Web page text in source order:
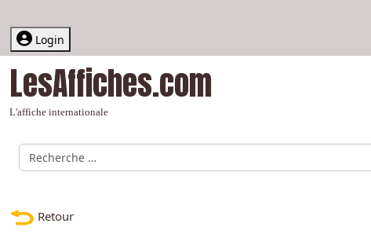
Login
LesAffiches.com
L'affiche internationale
Recherche par Auteur, graphiste, affiche, thème
Retour